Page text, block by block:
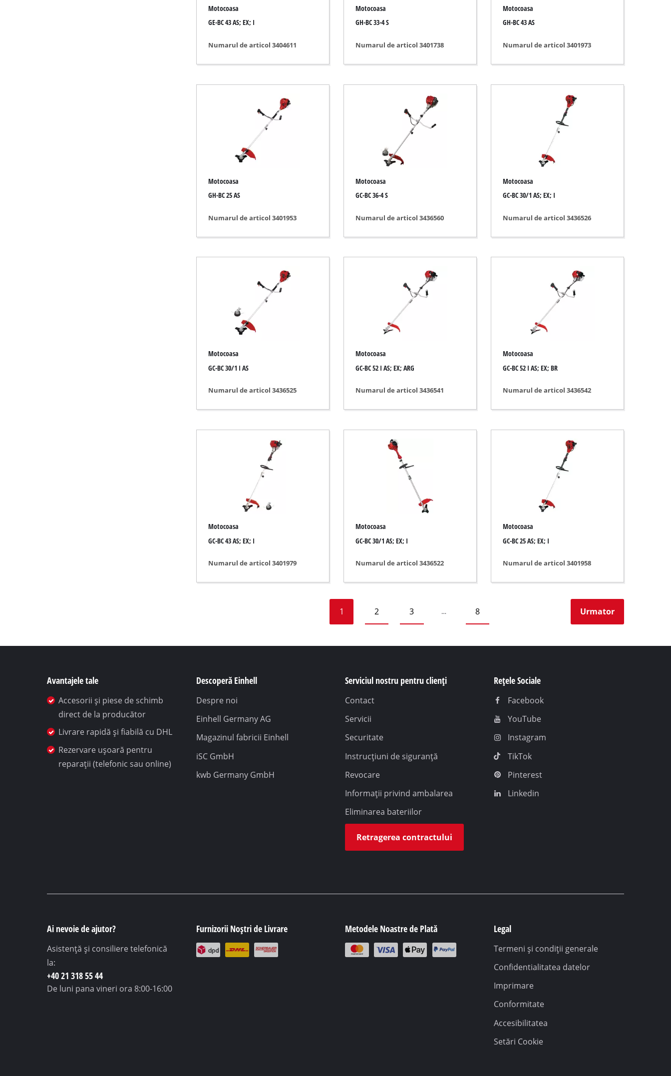
Compresor electric
Dispozitive cu aer comprimat
Compresor auto
Unelte multifuncționale
Lanterna
Tehnologia auto
Mașini de ridicat / tracțiune
Mașini de șlefuit
Aparat de sudura
Alte dispozitive
Ferastrau
Aspirator resturi vegetale
Masina de maturat
Motocoasa
GE-BC 43 AS; EX; I
Numarul de articol 3404611
Motocoasa
GH-BC 33-4 S
Numarul de articol 3401738
Motocoasa
GH-BC 43 AS
Numarul de articol 3401973
Motocoasa
GH-BC 25 AS
Numarul de articol 3401953
Motocoasa
GC-BC 36-4 S
Numarul de articol 3436560
Motocoasa
GC-BC 30/1 AS; EX; I
Numarul de articol 3436526
Motocoasa
GC-BC 30/1 I AS
Numarul de articol 3436525
Motocoasa
GC-BC 52 I AS; EX; ARG
Numarul de articol 3436541
Motocoasa
GC-BC 52 I AS; EX; BR
Numarul de articol 3436542
Motocoasa
GC-BC 43 AS; EX; I
Numarul de articol 3401979
Motocoasa
GC-BC 30/1 AS; EX; I
Numarul de articol 3436522
Motocoasa
GC-BC 25 AS; EX; I
Numarul de articol 3401958
1 2 3 … 8 Urmator
Avantajele tale
Accesorii și piese de schimb
direct de la producător
Livrare rapidă și fiabilă cu DHL
Rezervare ușoară pentru
reparații (telefonic sau online)
Descoperă Einhell
Despre noi
Einhell Germany AG
Magazinul fabricii Einhell
iSC GmbH
kwb Germany GmbH
Serviciul nostru pentru clienți
Contact
Servicii
Securitate
Instrucțiuni de siguranță
Revocare
Informații privind ambalarea
Eliminarea bateriilor
Retragerea contractului
Rețele Sociale
Facebook
YouTube
Instagram
TikTok
Pinterest
Linkedin
Ai nevoie de ajutor?
Asistență și consiliere telefonică
la:
+40 21 318 55 44
De luni pana vineri ora 8:00-16:00
Furnizorii Noștri de Livrare Metodele Noastre de Plată Legal
Termeni și condiții generale
Confidentialitatea datelor
Imprimare
Conformitate
Accesibilitatea
Setări Cookie